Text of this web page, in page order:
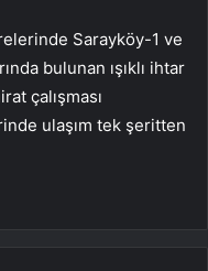
Sarayköy-1 ve
bulunan ışıklı ihtar
çalışması
ulaşım tek şeritten